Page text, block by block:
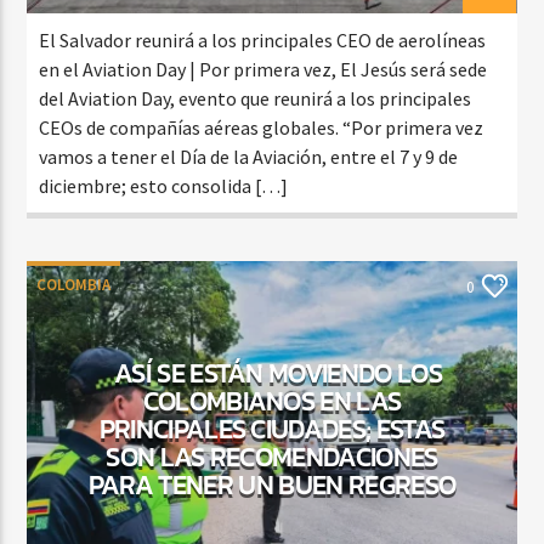
El Salvador reunirá a los principales CEO de aerolíneas
en el Aviation Day | Por primera vez, El Jesús será sede
del Aviation Day, evento que reunirá a los principales
CEOs de compañías aéreas globales. “Por primera vez
vamos a tener el Día de la Aviación, entre el 7 y 9 de
diciembre; esto consolida […]
COLOMBIA 0
ASÍ SE ESTÁN MOVIENDO LOS
COLOMBIANOS EN LAS
PRINCIPALES CIUDADES; ESTAS
SON LAS RECOMENDACIONES
PARA TENER UN BUEN REGRESO